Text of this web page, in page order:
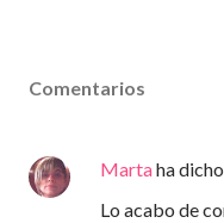
Comentarios
Martaha
Lo acabo de